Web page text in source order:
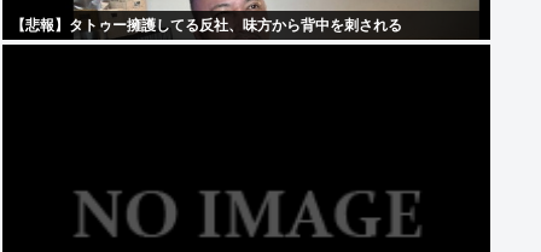
【悲報】タトゥー擁護してる反社、味方から背中を刺される